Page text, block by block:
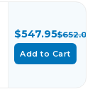
$547.95$652.06
Add to Cart